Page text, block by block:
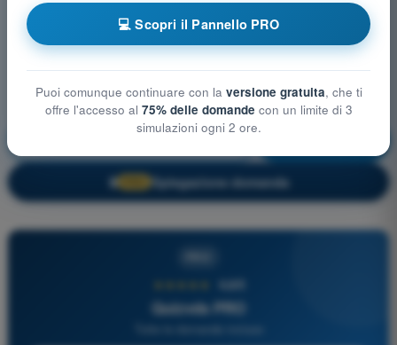
Regolamentazione Aeronautica
🔒 Spiegazione domanda
4,6/5
Quizvds PRO
💻 Scopri il Pannello PRO
Puoi comunque continuare con la versione gratuita, che ti
offre l'accesso al 75% delle domande con un limite di 3
simulazioni ogni 2 ore.